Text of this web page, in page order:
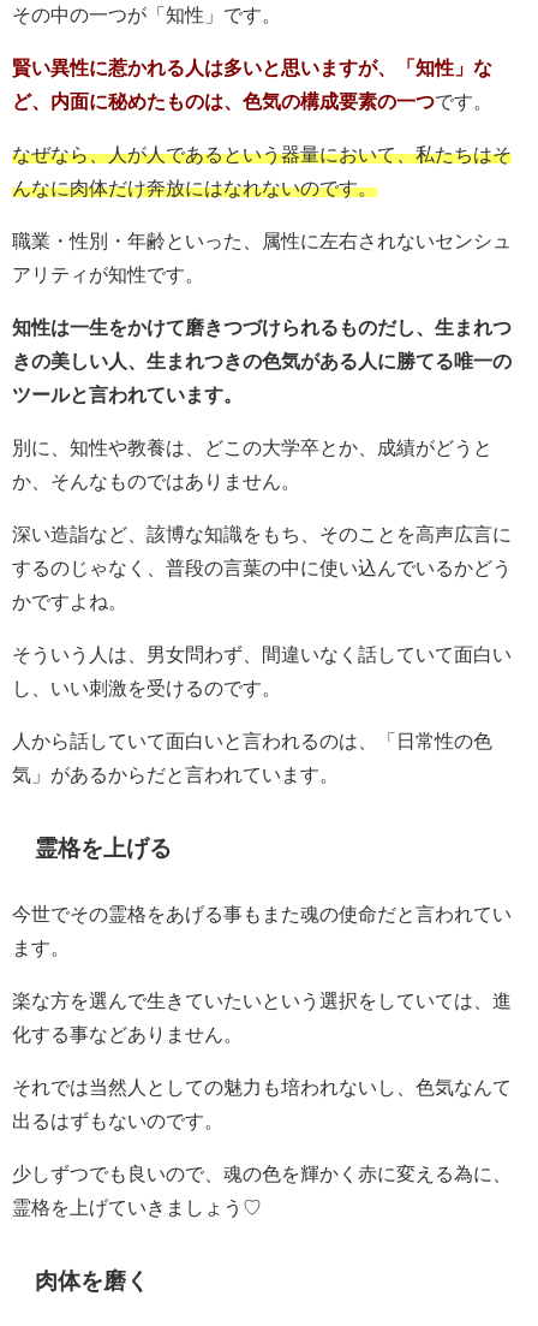
その中の一つが「知性」です。
賢い異性に惹かれる人は多いと思いますが、「知性」な
ど、内面に秘めたものは、色気の構成要素の一つです。
なぜなら、人が人であるという器量において、私たちはそ
んなに肉体だけ奔放にはなれないのです。
職業・性別・年齢といった、属性に左右されないセンシュ
アリティが知性です。
知性は一生をかけて磨きつづけられるものだし、生まれつ
きの美しい人、生まれつきの色気がある人に勝てる唯一の
ツールと言われています。
別に、知性や教養は、どこの大学卒とか、成績がどうと
か、そんなものではありません。
深い造詣など、該博な知識をもち、そのことを高声広言に
するのじゃなく、普段の言葉の中に使い込んでいるかどう
かですよね。
そういう人は、男女問わず、間違いなく話していて面白い
し、いい刺激を受けるのです。
人から話していて面白いと言われるのは、「日常性の色
気」があるからだと言われています。
霊格を上げる
今世でその霊格をあげる事もまた魂の使命だと言われてい
ます。
楽な方を選んで生きていたいという選択をしていては、進
化する事などありません。
それでは当然人としての魅力も培われないし、色気なんて
出るはずもないのです。
少しずつでも良いので、魂の色を輝かく赤に変える為に、
霊格を上げていきましょう♡
肉体を磨く